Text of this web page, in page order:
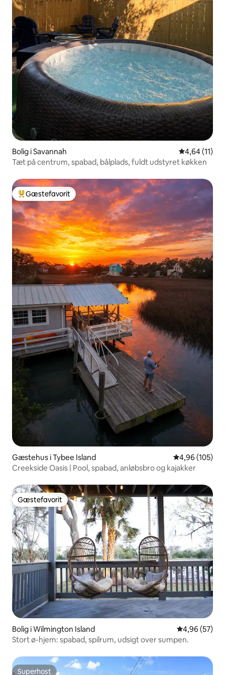
Bolig i Savannah 4,64 ud af 5
4,64 (11)
Tæt på centrum, spabad, bålplads, fuldt udstyret køkken
Bedste gæstefavorit
Gæstefavorit
Gæstehus i Tybee Island 4,96 ud af 5 i
4,96 (105)
Creekside Oasis | Pool, spabad, anløbsbro og kajakker
Gæstefavorit
Gæstefavorit
Bolig i Wilmington Island 4,96 ud af 5 i
4,96 (57)
Stort ø-hjem: spabad, spilrum, udsigt over sumpen.
Superhost